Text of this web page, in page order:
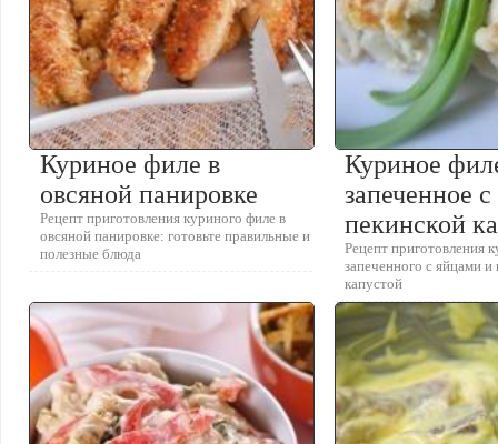
Куриное филе в
овсяной панировке
Рецепт приготовления куриного филе в
овсяной панировке: готовьте правильные и
полезные блюда
Куриное
запеченное
пекинской
Рецепт приготовления
запеченного с яйцами и
капустой